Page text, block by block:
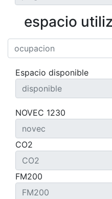
espacio
Espacio disponible
NOVEC 1230
CO2
FM200